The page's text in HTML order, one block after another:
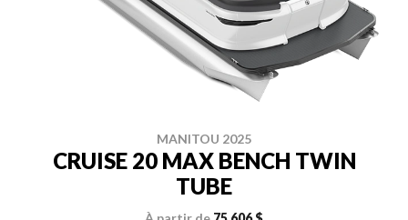
MANITOU 2025
CRUISE 20 MAX BENCH TWIN
TUBE